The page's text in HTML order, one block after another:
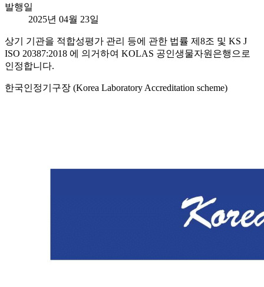
발행일
2025년 04월 23일
상기 기관을 적합성평가 관리 등에 관한 법률 제8조 및 KS J
ISO 20387:2018 에 의거하여 KOLAS 공인생물자원은행으로
인정합니다.
한국인정기구장 (Korea Laboratory Accreditation scheme)